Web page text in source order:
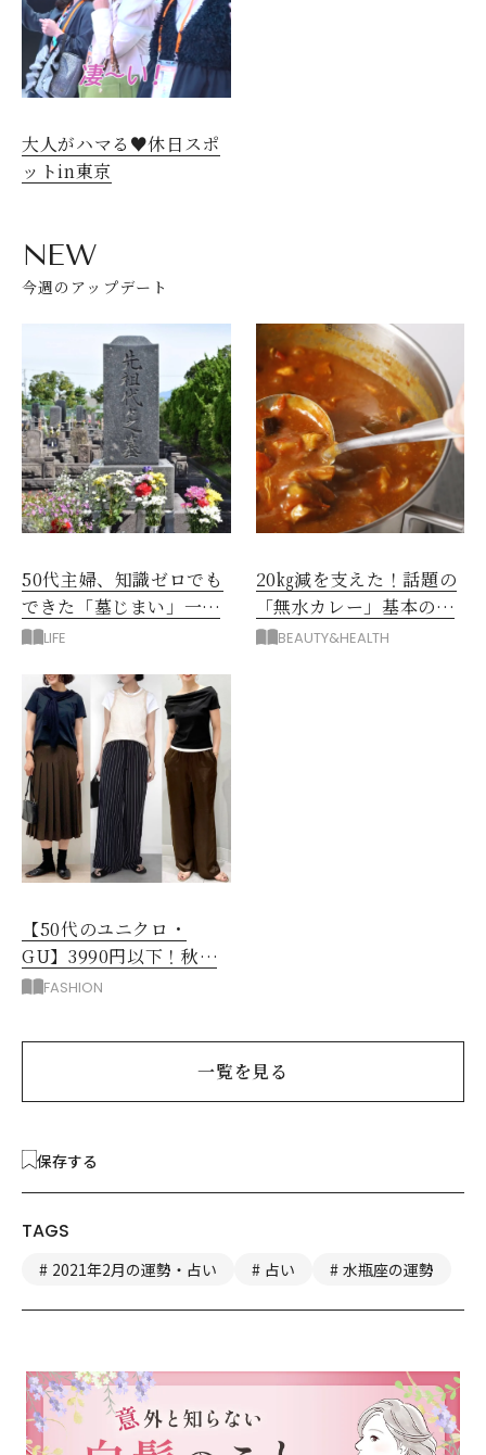
大人がハマる♥休日スポ
ットin東京
NEW
今週のアップデート
50代主婦、知識ゼロでも
できた「墓じまい」一つ
後悔したのは、ある順
LIFE
20㎏減を支えた！話題の
「無水カレー」基本の作
り方とおすすめルウ6選
BEAUTY&HEALTH
【50代のユニクロ・
GU】3990円以下！秋ま
ではける涼しげボトムス3
FASHION
一覧を見る
保存する
TAGS
2021年2月の運勢・占い 占い 水瓶座の運勢